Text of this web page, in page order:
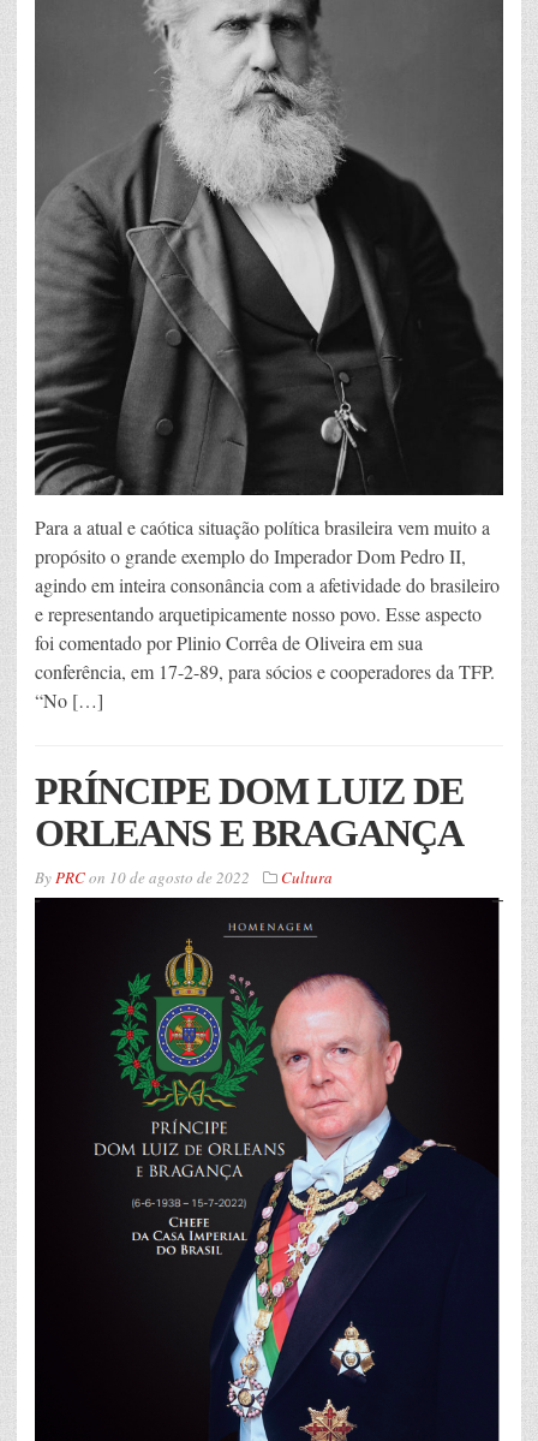
Para a atual e caótica situação política brasileira vem muito a
propósito o grande exemplo do Imperador Dom Pedro II,
agindo em inteira consonância com a afetividade do brasileiro
e representando arquetipicamente nosso povo. Esse aspecto
foi comentado por Plinio Corrêa de Oliveira em sua
conferência, em 17-2-89, para sócios e cooperadores da TFP.
“No […]
PRÍNCIPE DOM LUIZ DE
ORLEANS E BRAGANÇA
ByPRCon 10 de agosto de 2022 Cultura